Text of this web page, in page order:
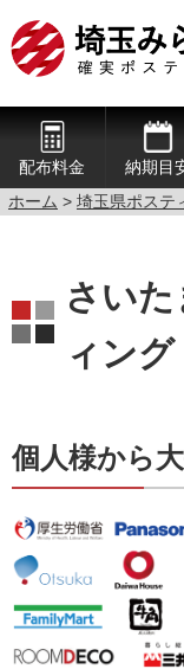
配布料金 納期目
ホーム > 埼玉県ポステ
さい
ィング
個人様から